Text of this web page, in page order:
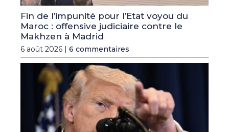
Fin de l’impunité pour l’Etat voyou du
Maroc : offensive judiciaire contre le
Makhzen à Madrid
6 août 2026 | 6 commentaires